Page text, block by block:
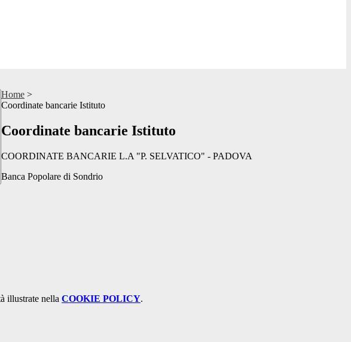
Home >
Coordinate bancarie Istituto
Coordinate bancarie Istituto
COORDINATE BANCARIE L.A "P. SELVATICO" - PADOVA
Banca Popolare di Sondrio
illustrate nella COOKIE POLICY.